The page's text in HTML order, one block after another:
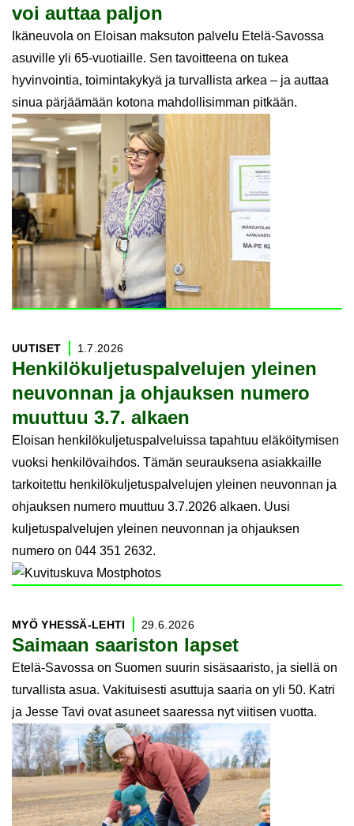
voi aut­taa pal­jon
Ikäneuvola on Eloisan maksuton palvelu Etelä-Savossa
asuville yli 65-vuotiaille. Sen tavoitteena on tukea
hyvinvointia, toimintakykyä ja turvallista arkea – ja auttaa
sinua pärjäämään kotona mahdollisimman pitkään.
Hen­ki­lö­kul­je­tus­pal­ve­lu­jen ylei­nen
neu­von­nan ja oh­jauk­sen nu­me­ro
muut­tuu 3.7. al­kaen
UU­TI­SET 1.7.2026
Eloisan henkilökuljetuspalveluissa tapahtuu eläköitymisen
vuoksi henkilövaihdos. Tämän seurauksena asiakkaille
tarkoitettu henkilökuljetuspalvelujen yleinen neuvonnan ja
ohjauksen numero muuttuu 3.7.2026 alkaen. Uusi
kuljetuspalvelujen yleinen neuvonnan ja ohjauksen
numero on 044 351 2632.
Sai­maan saa­ris­ton lap­set
MYÖ YHESSÄ-​LEHTI 29.6.2026
Etelä-Savossa on Suomen suurin sisäsaaristo, ja siellä on
turvallista asua. Vakituisesti asuttuja saaria on yli 50. Katri
ja Jesse Tavi ovat asuneet saaressa nyt viitisen vuotta.